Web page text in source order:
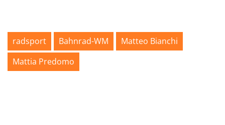
radsport Bahnrad-WM
Matteo Bianchi
Mattia Predomo